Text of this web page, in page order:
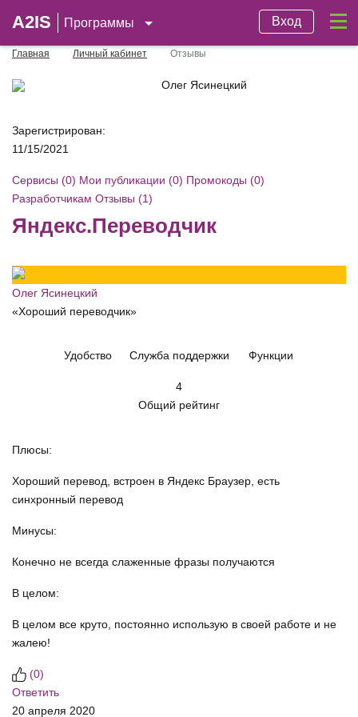
A2IS Программы Вход
Главная Личный кабинет Отзывы
Олег Ясинецкий
Зарегистрирован:
11/15/2021
Сервисы (0) Мои публикации (0) Промокоды (0)
Разработчикам Отзывы (1)
Яндекс.Переводчик
Олег Ясинецкий
«Хороший переводчик»
Удобство Служба поддержки Функции
4
Общий рейтинг
Плюсы:
Хороший перевод, встроен в Яндекс Браузер, есть
синхронный перевод
Минусы:
Конечно не всегда слаженные фразы получаются
В целом:
В целом все круто, постоянно использую в своей работе и не
жалею!
(0)
Ответить
20 апреля 2020